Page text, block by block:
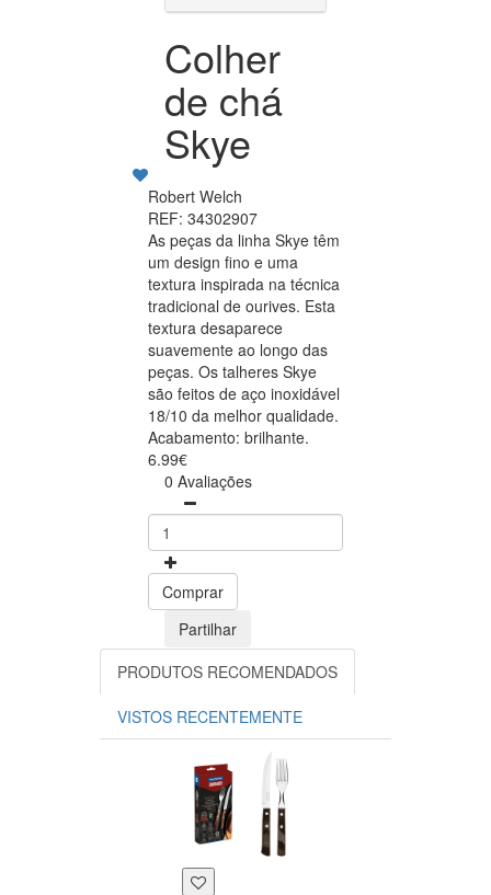
Colher
de chá
Skye
Robert Welch
REF: 34302907
As peças da linha Skye têm
um design fino e uma
textura inspirada na técnica
tradicional de ourives. Esta
textura desaparece
suavemente ao longo das
peças. Os talheres Skye
são feitos de aço inoxidável
18/10 da melhor qualidade.
Acabamento: brilhante.
6.99€
0 Avaliações
Comprar
Partilhar
PRODUTOS RECOMENDADOS
VISTOS RECENTEMENTE